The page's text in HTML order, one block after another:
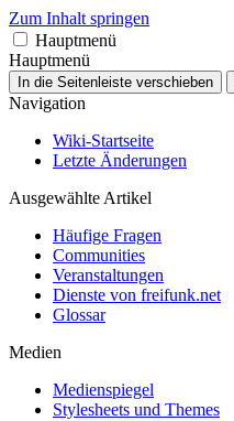
Zum Inhalt springen
Hauptmenü
Hauptmenü
In die Seitenleiste verschieben
Navigation
Wiki-Startseite
Letzte Änderungen
Ausgewählte Artikel
Häufige Fragen
Communities
Veranstaltungen
Dienste von freifunk.net
Glossar
Medien
Medienspiegel
Stylesheets und Themes